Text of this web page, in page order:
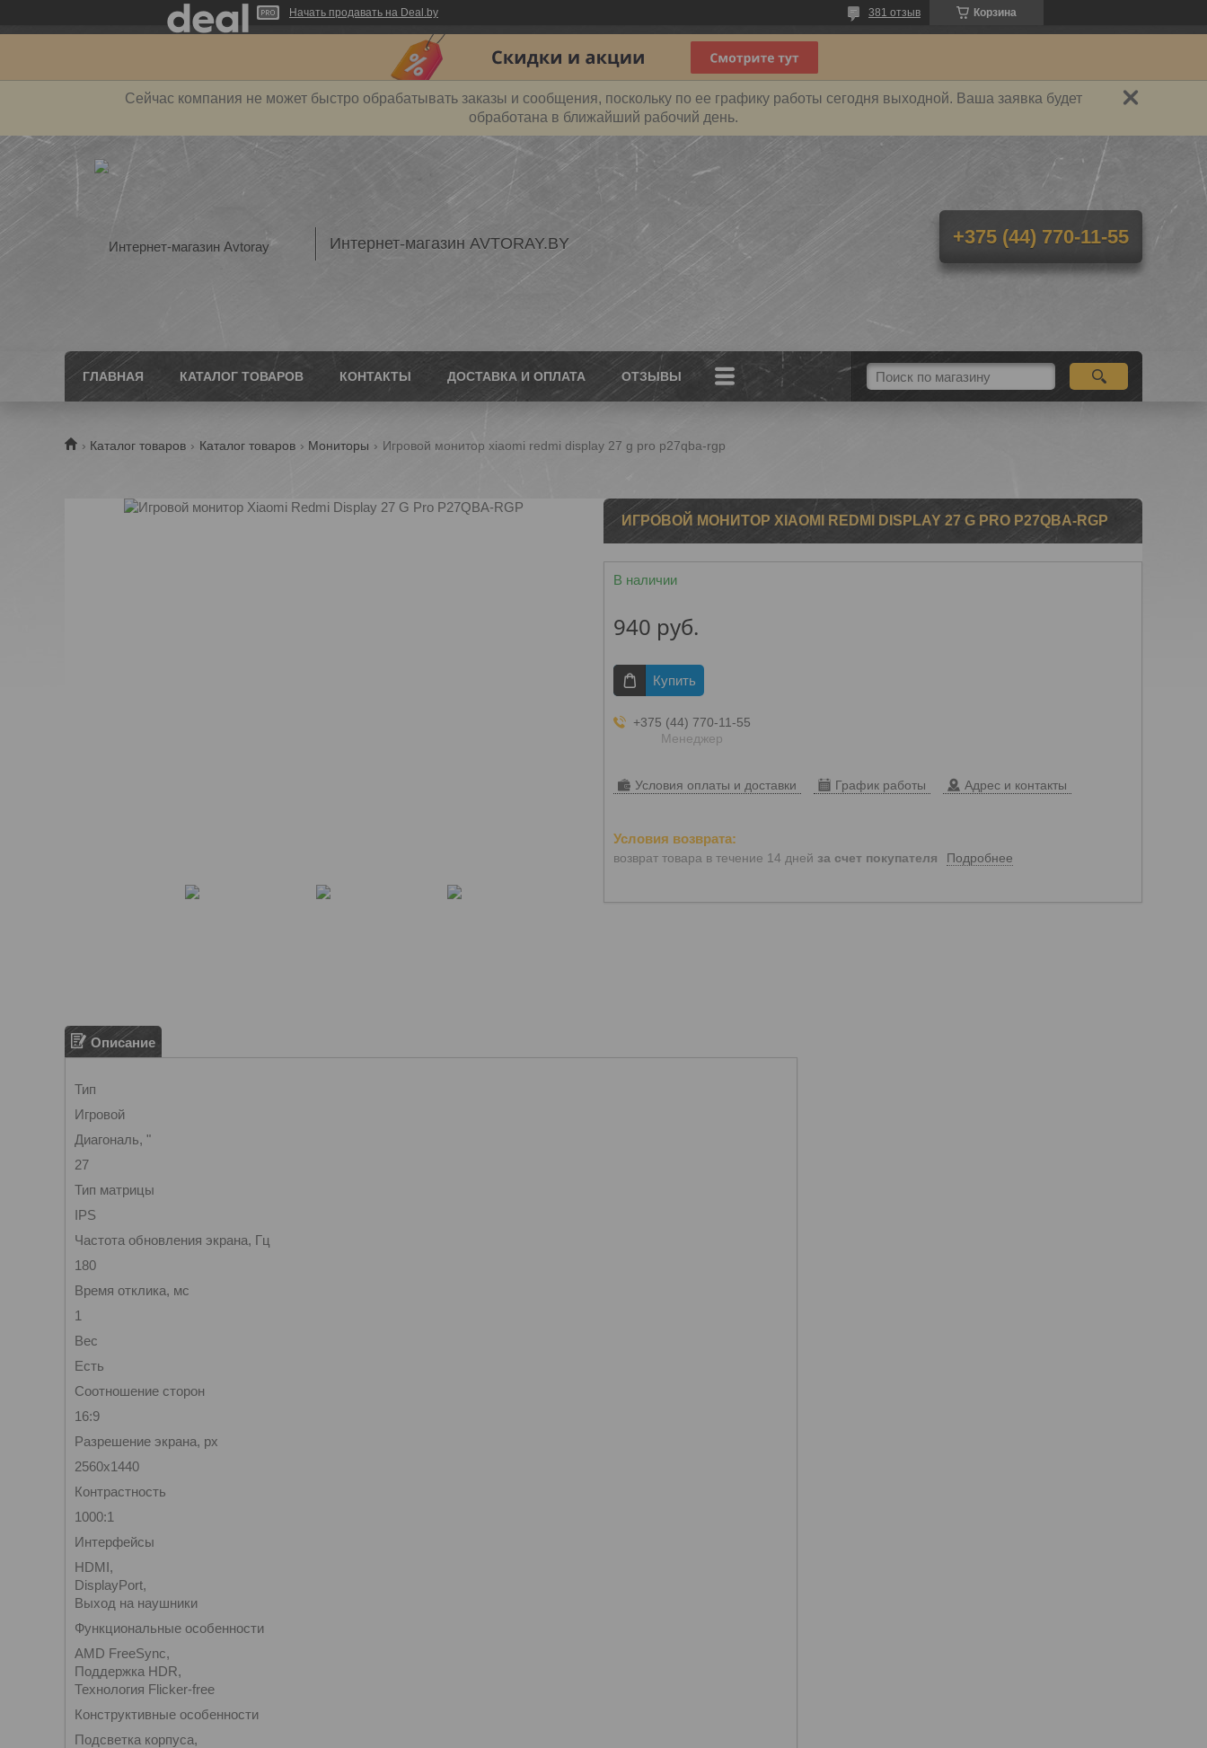
Начать продавать на Deal.by Корзина
381 отзыв
Сейчас компания не может быстро обрабатывать заказы и сообщения, поскольку по ее графику работы сегодня выходной. Ваша заявка будет
обработана в ближайший рабочий день.
Интернет-магазин AVTORAY.BY +375 (44) 770-11-55
ГЛАВНАЯ КАТАЛОГ ТОВАРОВ КОНТАКТЫ ДОСТАВКА И ОПЛАТА ОТЗЫВЫ
Каталог товаров Каталог товаров Мониторы Игровой монитор xiaomi redmi display 27 g pro p27qba-rgp
ИГРОВОЙ МОНИТОР XIAOMI REDMI DISPLAY 27 G PRO P27QBA-RGP
В наличии
940 руб.
Купить
+375 (44) 770-11-55
Менеджер
Условия оплаты и доставки График работы Адрес и контакты
возврат товара в течение 14 дней за счет покупателя Подробнее
Описание
Тип
Игровой
Диагональ, "
27
Тип матрицы
IPS
Частота обновления экрана, Гц
180
Время отклика, мс
1
Вес
Есть
Соотношение сторон
16:9
Разрешение экрана, px
2560x1440
Контрастность
1000:1
Интерфейсы
HDMI,
DisplayPort,
Выход на наушники
Функциональные особенности
AMD FreeSync,
Поддержка HDR,
Технология Flicker-free
Конструктивные особенности
Подсветка корпуса,